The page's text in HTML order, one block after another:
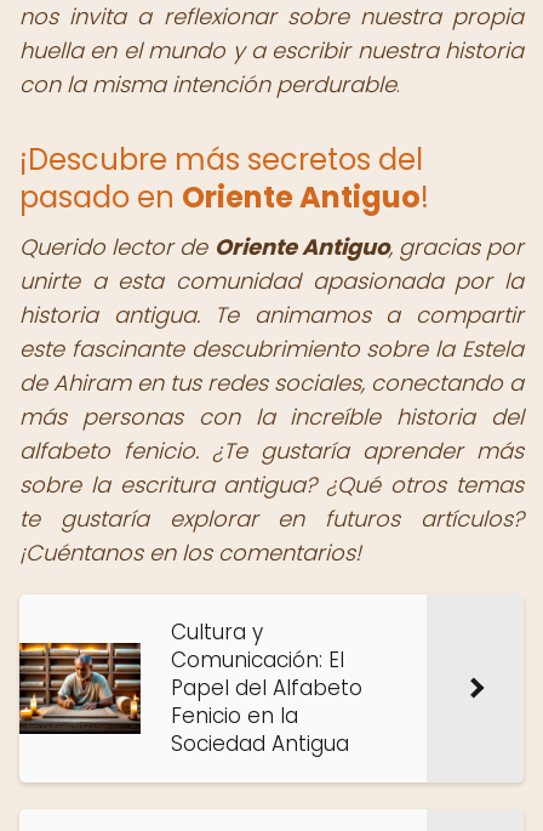
nos invita a reflexionar sobre nuestra propia
huella en el mundo y a escribir nuestra historia
con la misma intención perdurable.
¡Descubre más secretos del
pasado en Oriente Antiguo!
Querido lector de Oriente Antiguo,gracias por
unirte a esta comunidad apasionada por la
historia antigua. Te animamos a compartir
este fascinante descubrimiento sobre la Estela
de Ahiram en tus redes sociales, conectando a
más personas con la increíble historia del
alfabeto fenicio. ¿Te gustaría aprender más
sobre la escritura antigua? ¿Qué otros temas
te gustaría explorar en futuros artículos?
¡Cuéntanos en los comentarios!
Cultura y
Comunicación: El
Papel del Alfabeto
Fenicio en la
Sociedad Antigua